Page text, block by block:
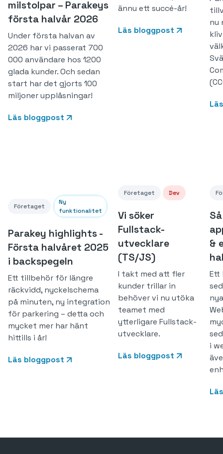
milstolpar – Parakeys
första halvår 2026
Under första halvan av
2026 har vi passerat 700
000 användare hos 1200
glada kunder. Och sedan
start har det gjorts 100
miljoner upplåsningar!
Läs bloggpost
ännu ett succé-år!
Läs bloggpost
nu
Företaget
Ny
funktionalitet
Parakey highlights -
Första halvåret 2025
i backspegeln
Ett tillbehör för längre
räckvidd, nyckelschema
på minuten, ny integration
för parkering – detta och
mycket mer har hänt
hittills i år!
Läs bloggpost
Företaget Dev
Vi söker
Fullstack-
utvecklare
(TS/JS)
I takt med att fler
kunder trillar in
behöver vi nu utöka
teamet med
ytterligare Fullstack-
utvecklare.
Läs bloggpost
&
Ett
i